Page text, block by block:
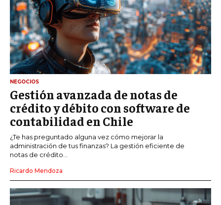
NEGOCIOS
Gestión avanzada de notas de
crédito y débito con software de
contabilidad en Chile
¿Te has preguntado alguna vez cómo mejorar la
administración de tus finanzas? La gestión eficiente de
notas de crédito...
Ricardo Mendoza